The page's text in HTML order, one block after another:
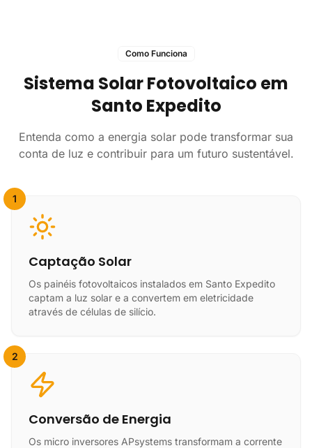
Como Funciona
Sistema Solar Fotovoltaico em
Santo Expedito
Entenda como a energia solar pode transformar sua
conta de luz e contribuir para um futuro sustentável.
1
Captação Solar
Os painéis fotovoltaicos instalados em Santo Expedito
captam a luz solar e a convertem em eletricidade
através de células de silício.
2
Conversão de Energia
Os micro inversores APsystems transformam a corrente